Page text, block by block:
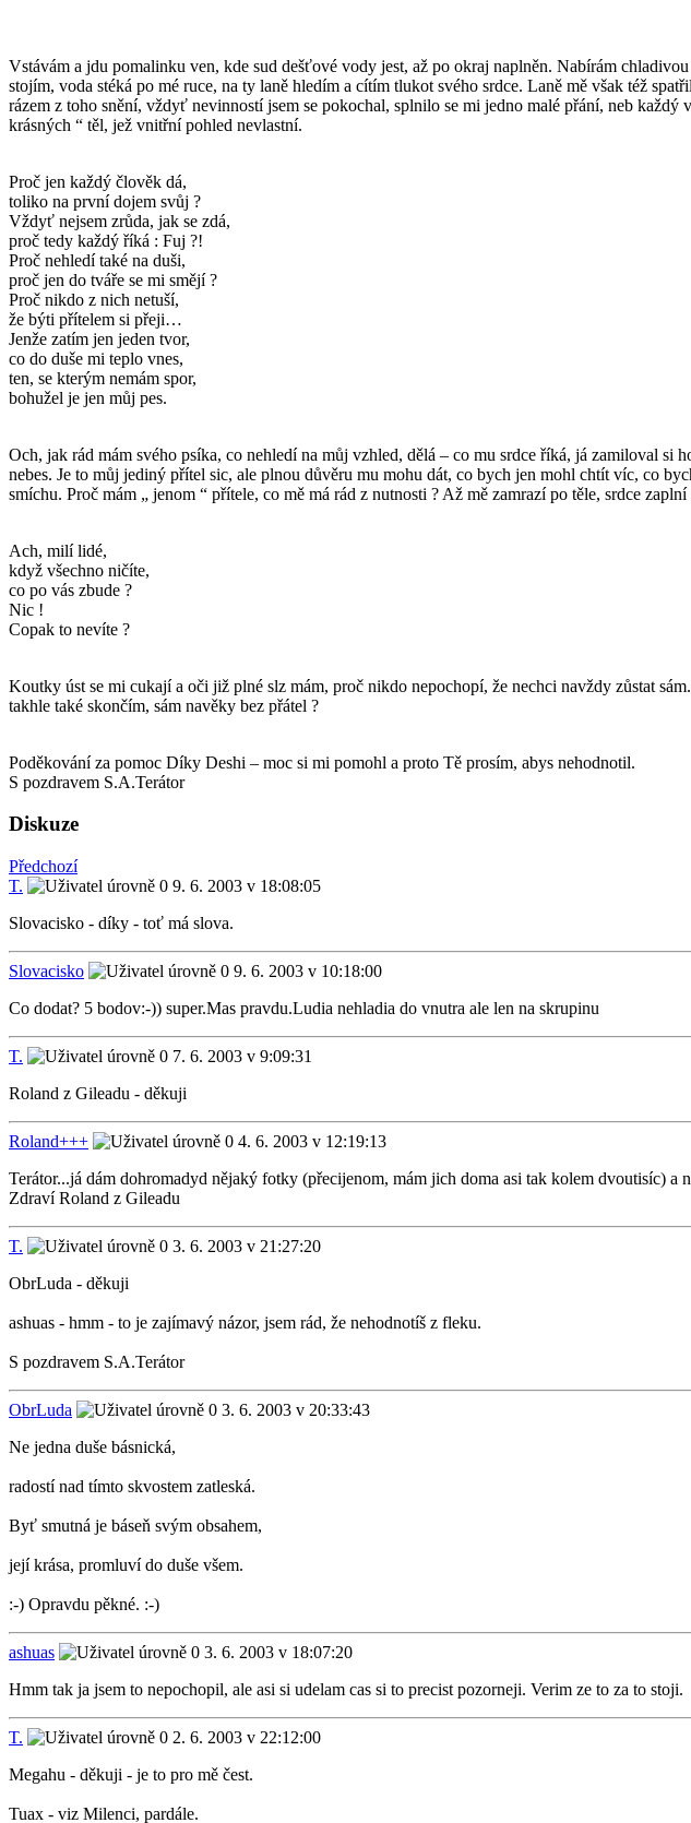
Vstávám a jdu pomalinku ven, kde sud dešťové vody jest, až po okraj naplněn. Nabírám
stojím, voda stéká po mé ruce, na ty laně hledím a cítím tlukot svého srdce. Laně mě však též
rázem z toho snění, vždyť nevinností jsem se pokochal, splnilo se mi jedno malé přání, neb
krásných “ těl, jež vnitřní pohled nevlastní.
Proč jen každý člověk dá,
toliko na první dojem svůj ?
Vždyť nejsem zrůda, jak se zdá,
proč tedy každý říká : Fuj ?!
Proč nehledí také na duši,
proč jen do tváře se mi smějí ?
Proč nikdo z nich netuší,
že býti přítelem si přeji…
Jenže zatím jen jeden tvor,
co do duše mi teplo vnes,
ten, se kterým nemám spor,
bohužel je jen můj pes.
Och, jak rád mám svého psíka, co nehledí na můj vzhled, dělá – co mu srdce říká, já zamiloval
nebes. Je to můj jediný přítel sic, ale plnou důvěru mu mohu dát, co bych jen mohl chtít víc, co
smíchu. Proč mám „ jenom “ přítele, co mě má rád z nutnosti ? Až mě zamrazí po těle, srdce
Ach, milí lidé,
když všechno ničíte,
co po vás zbude ?
Nic !
Copak to nevíte ?
Koutky úst se mi cukají a oči již plné slz mám, proč nikdo nepochopí, že nechci navždy zůstat
takhle také skončím, sám navěky bez přátel ?
Poděkování za pomoc Díky Deshi – moc si mi pomohl a proto Tě prosím, abys nehodnotil.
S pozdravem S.A.Terátor
Diskuze
Předchozí
T.
9. 6. 2003 v 18:08:05
Slovacisko - díky - toť má slova.
Slovacisko
9. 6. 2003 v 10:18:00
Co dodat? 5 bodov:-)) super.Mas pravdu.Ludia nehladia do vnutra ale len na skrupinu
T.
7. 6. 2003 v 9:09:31
Roland z Gileadu - děkuji
Roland+++
4. 6. 2003 v 12:19:13
Terátor...já dám dohromadyd nějaký fotky (přecijenom, mám jich doma asi tak kolem dvoutisíc) a
Zdraví Roland z Gileadu
T.
3. 6. 2003 v 21:27:20
ObrLuda - děkuji
ashuas - hmm - to je zajímavý názor, jsem rád, že nehodnotíš z fleku.
S pozdravem S.A.Terátor
ObrLuda
3. 6. 2003 v 20:33:43
Ne jedna duše básnická,
radostí nad tímto skvostem zatleská.
Byť smutná je báseň svým obsahem,
její krása, promluví do duše všem.
:-) Opravdu pěkné. :-)
ashuas
3. 6. 2003 v 18:07:20
Hmm tak ja jsem to nepochopil, ale asi si udelam cas si to precist pozorneji. Verim ze to za to stoji.
T.
2. 6. 2003 v 22:12:00
Megahu - děkuji - je to pro mě čest.
Tuax - viz Milenci, pardále.